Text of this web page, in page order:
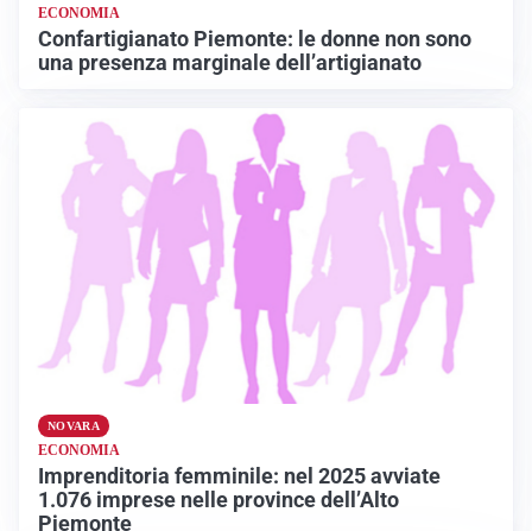
ECONOMIA
Confartigianato Piemonte: le donne non sono
una presenza marginale dell’artigianato
NOVARA
ECONOMIA
Imprenditoria femminile: nel 2025 avviate
1.076 imprese nelle province dell’Alto
Piemonte